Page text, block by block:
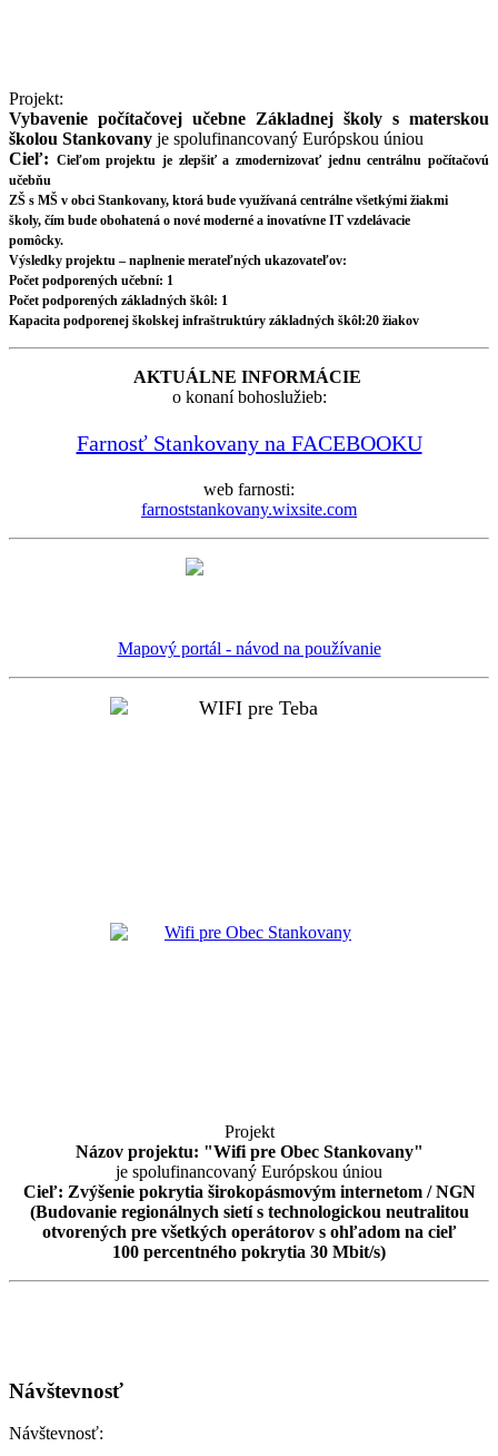
Projekt:
Vybavenie počítačovej učebne Základnej školy s materskou
školou Stankovany je spolufinancovaný Európskou úniou
Cieľ: Cieľom projektu je zlepšiť a zmodernizovať jednu centrálnu počítačovú
učebňu
ZŠ s MŠ v obci Stankovany, ktorá bude využívaná centrálne všetkými žiakmi
školy, čím bude obohatená o nové moderné a inovatívne IT vzdelávacie
pomôcky.
Výsledky projektu – naplnenie merateľných ukazovateľov:
Počet podporených učební: 1
Počet podporených základných škôl: 1
Kapacita podporenej školskej infraštruktúry základných škôl:20 žiakov
AKTUÁLNE INFORMÁCIE
o konaní bohoslužieb:
Farnosť Stankovany na FACEBOOKU
web farnosti:
farnoststankovany.wixsite.com
Mapový portál - návod na používanie
Projekt
Názov projektu: "Wifi pre Obec Stankovany"
je spolufinancovaný Európskou úniou
Cieľ: Zvýšenie pokrytia širokopásmovým internetom / NGN
(Budovanie regionálnych sietí s technologickou neutralitou
otvorených pre všetkých operátorov s ohľadom na cieľ
100 percentného pokrytia 30 Mbit/s)
Návštevnosť
Návštevnosť: